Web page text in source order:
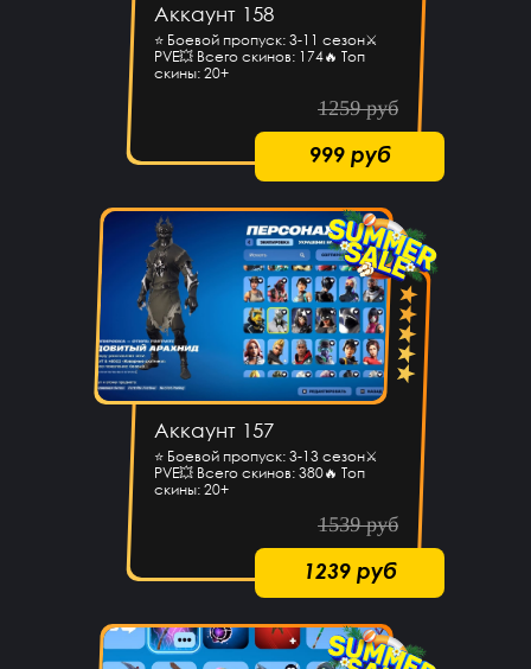
Аккаунт 158
⭐️ Боевой пропуск: 3-11 сезон⚔️
PVE💥 Всего скинов: 174🔥 Топ
скины: 20+
1259 руб
999 руб
Аккаунт 157
⭐️ Боевой пропуск: 3-13 сезон⚔️
PVE💥 Всего скинов: 380🔥 Топ
скины: 20+
1539 руб
1239 руб
не реально нормальный сайт. купил акк за 300 руб,
пришло логин и пароль, поменял пароль, в акк зашел.